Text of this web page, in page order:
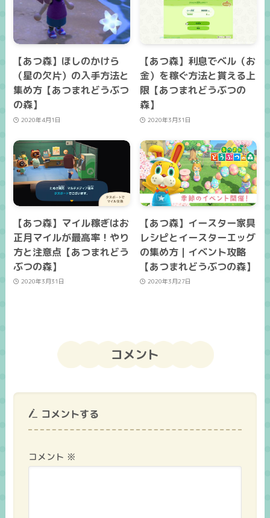
【あつ森】ほしのかけら
（星の欠片）の入手方法と
集め方【あつまれどうぶつ
の森】
2020年4月1日
【あつ森】利息でベル（お
金）を稼ぐ方法と貰える上
限【あつまれどうぶつの
森】
2020年3月31日
【あつ森】マイル稼ぎはお
正月マイルが最高率！やり
方と注意点【あつまれどう
ぶつの森】
2020年3月31日
【あつ森】イースター家具
レシピとイースターエッグ
の集め方｜イベント攻略
【あつまれどうぶつの森】
2020年3月27日
コメント
コメントする
コメント ※